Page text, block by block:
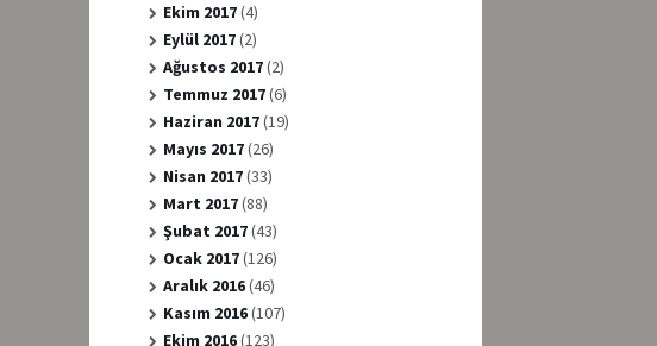
Ekim 2017(4)
Eylül 2017(2)
Ağustos 2017(2)
Temmuz 2017(6)
Haziran 2017(19)
Mayıs 2017(26)
Nisan 2017(33)
Mart 2017(88)
Şubat 2017(43)
Ocak 2017(126)
Aralık 2016(46)
Kasım 2016(107)
Ekim 2016(123)